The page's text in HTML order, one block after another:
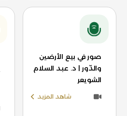
صور في بيع الأرضين
والدّور | د. عبد السلام
الشويعر
شاهد المزيد